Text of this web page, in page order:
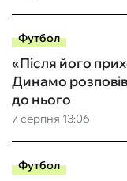
Футбол
7 серпня 13:06
«Після його
Динамо
до нього
Футбол